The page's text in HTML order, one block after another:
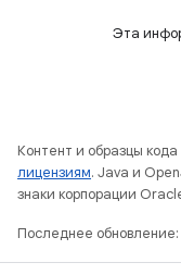
Эта
Контент и образцы
лицензиям. Java и
знаки корпорации
Последнее